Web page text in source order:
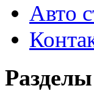
Авто
Разделы